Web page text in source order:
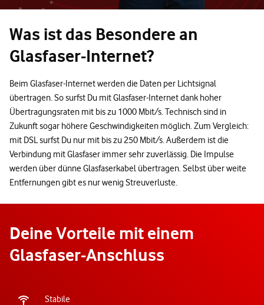
Was ist das Besondere an
Glasfaser-Internet?
Beim Glasfaser-Internet werden die Daten per Lichtsignal
übertragen. So surfst Du mit Glasfaser-Internet dank hoher
Übertragungsraten mit bis zu 1000 Mbit/s. Technisch sind in
Zukunft sogar höhere Geschwindigkeiten möglich. Zum Vergleich:
mit DSL surfst Du nur mit bis zu 250 Mbit/s. Außerdem ist die
Verbindung mit Glasfaser immer sehr zuverlässig. Die Impulse
werden über dünne Glasfaserkabel übertragen. Selbst über weite
Entfernungen gibt es nur wenig Streuverluste.
Deine Vorteile mit einem
Glasfaser-Anschluss
Stabile